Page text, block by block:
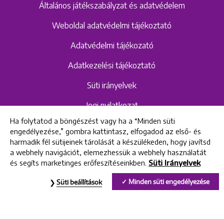
Általános játékszabályzat és adatvédelem
Weboldal adatvédelmi tájékoztató
Adatvédelmi tájékozató
Adatkezelési tájékoztató
Süti irányelvek
Jogi nyilatkozat
Hangrögzítéshez kapcsolódó adatvédelmi
szabályzat és tájékoztató
Uniklinik Fogászati és Implantációs Központ
Ha folytatod a böngészést vagy ha a “Minden süti
engedélyezése,” gombra kattintasz, elfogadod az első- és
harmadik fél sütijeinek tárolását a készülékeden, hogy javítsd
a webhely navigációt, elemezhessük a webhely használatát
és segíts marketinges erőfeszítéseinkben. Süti Irányelvek
Minden süti engedélyezése
Süti beállítások